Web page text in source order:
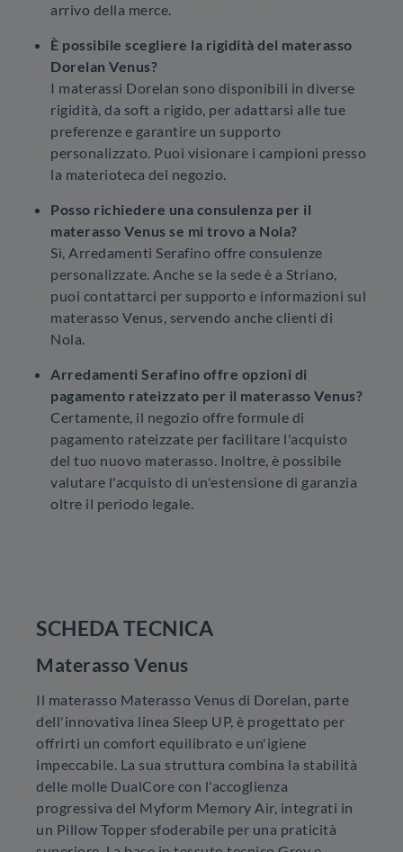
arrivo della merce.
È possibile scegliere la rigidità del materasso
Dorelan Venus?
I materassi Dorelan sono disponibili in diverse
rigidità, da soft a rigido, per adattarsi alle tue
preferenze e garantire un supporto
personalizzato. Puoi visionare i campioni presso
la materioteca del negozio.
Posso richiedere una consulenza per il
materasso Venus se mi trovo a Nola?
Sì, Arredamenti Serafino offre consulenze
personalizzate. Anche se la sede è a Striano,
puoi contattarci per supporto e informazioni sul
materasso Venus, servendo anche clienti di
Nola.
Arredamenti Serafino offre opzioni di
pagamento rateizzato per il materasso Venus?
Certamente, il negozio offre formule di
pagamento rateizzate per facilitare l'acquisto
del tuo nuovo materasso. Inoltre, è possibile
valutare l'acquisto di un'estensione di garanzia
oltre il periodo legale.
SCHEDA TECNICA
Materasso Venus
Il materasso Materasso Venus di Dorelan, parte
dell'innovativa linea Sleep UP, è progettato per
offrirti un comfort equilibrato e un'igiene
impeccabile. La sua struttura combina la stabilità
delle molle DualCore con l'accoglienza
progressiva del Myform Memory Air, integrati in
un Pillow Topper sfoderabile per una praticità